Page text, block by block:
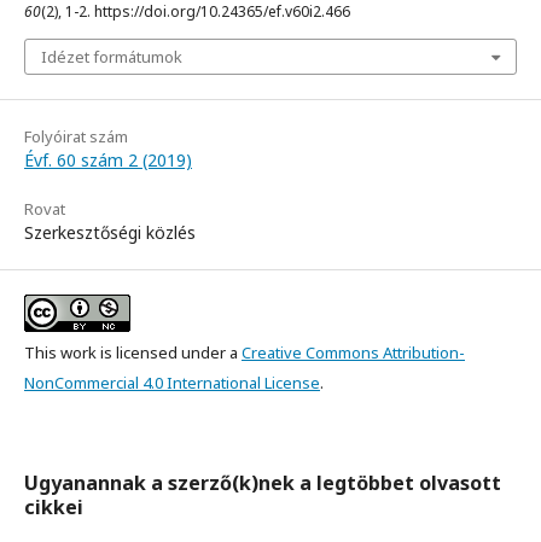
60(2), 1-2. https://doi.org/10.24365/ef.v60i2.466
Idézet formátumok
Folyóirat szám
Évf. 60 szám 2 (2019)
Rovat
Szerkesztőségi közlés
This work is licensed under a Creative Commons Attribution-
NonCommercial 4.0 International License.
Ugyanannak a szerző(k)nek a legtöbbet olvasott
cikkei